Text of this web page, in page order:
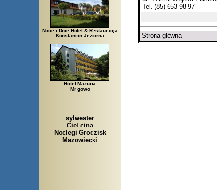
Noce i Dnie Hotel & Restauracja
Konstancin Jeziorna
Hotel Mazuria
Mr gowo
sylwester
Ciel cina
Noclegi Grodzisk
Mazowiecki
Tel. (85) 653 98 97
Strona główna